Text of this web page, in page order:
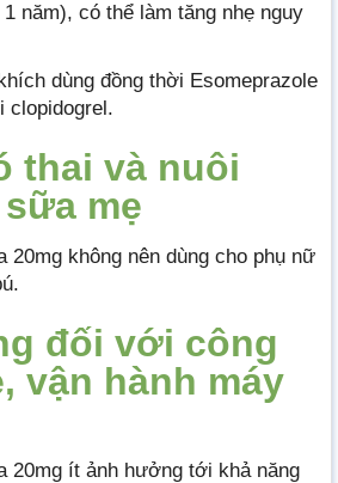
năm), có thể làm tăng nhẹ nguy
dùng đồng thời Esomeprazole
clopidogrel.
thai và nuôi
mẹ
20mg không nên dùng cho phụ nữ
đối với công
vận hành máy
20mg ít ảnh hưởng tới khả năng